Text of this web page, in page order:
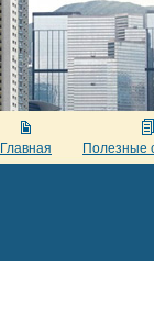
Главная Полезные